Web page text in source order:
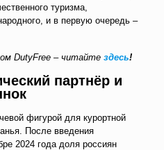
туризма,
и в первую очередь –
DutyFree – читайте здесь!
партнёр и
фигурой для курортной
После введения
2024 года доля россиян